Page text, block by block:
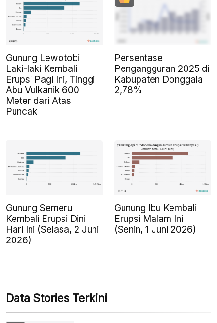
Gunung Lewotobi
Laki-laki Kembali
Erupsi Pagi Ini, Tinggi
Abu Vulkanik 600
Meter dari Atas
Puncak
Persentase
Pengangguran 2025 di
Kabupaten Donggala
2,78%
Gunung Semeru
Kembali Erupsi Dini
Hari Ini (Selasa, 2 Juni
2026)
Gunung Ibu Kembali
Erupsi Malam Ini
(Senin, 1 Juni 2026)
Data Stories Terkini